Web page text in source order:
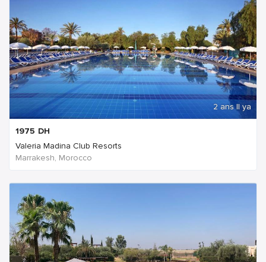
2 ans Il ya
1975 DH
Valeria Madina Club Resorts
Marrakesh, Morocco